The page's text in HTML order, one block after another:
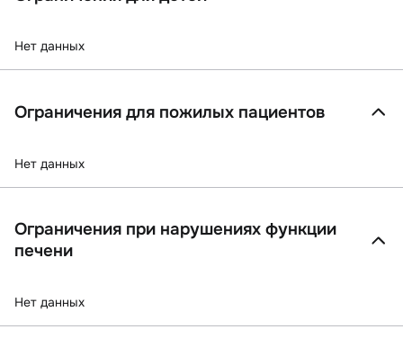
Нет данных
Ограничения для пожилых пациентов
Нет данных
Ограничения при нарушениях функции
печени
Нет данных